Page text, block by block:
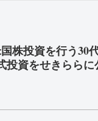
株投資を行う30
投資をせきらら